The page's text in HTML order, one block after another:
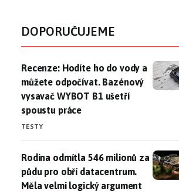
DOPORUČUJEME
Recenze: Hodíte ho do vody a
Recenze: Hodíte ho do vody a
můžete odpočívat. Bazénový
vysavač WYBOT B1 ušetří
spoustu práce
TESTY
Rodina odmítla 546 milionů za
Rodina odmítla 546 milionů za
půdu pro obří datacentrum.
Měla velmi logický argument